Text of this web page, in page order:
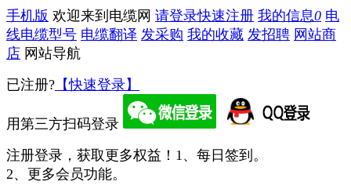
手机版 欢迎来到电缆网 请登录快速注册 我的信息0 电
线电缆型号 电缆翻译 发采购 我的收藏 发招聘 网站商
店 网站导航
已注册? 【快速登录】
用第三方扫码登录
注册登录，获取更多权益！ 1、每日签到。
2、更多会员功能。